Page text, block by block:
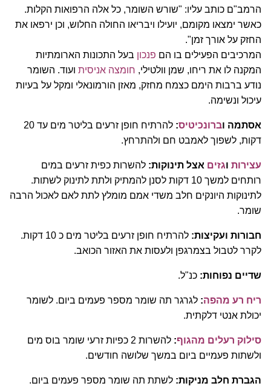
הרמב"ם כותב עליו: "שורש השומר, כל אלה הרפואות הקלות.
כאשר ימצאו מקומם, יועילו ויבריאו החולה החלוש, וכן ירפאו את
החזק על אורך זמן".
המרכיבים הפעילים בו הם פנכון בעל התכונות הארומתיות
המקנה לו את ריחו, שמן וולטילי, חומצה אניסיתועוד. השומר
נודע ברבות הימם כצמח מחזק, מאזן הורמונאלי ומקל על בעיות
עיכול ונשימה.
אסתמה וברונכיטיס:
להרתיח חופן זרעים בליטר מים עד 20
דקות, לשפוך לאמבט חם ולהתרחץ.
עצירותוגזים אצל תינוקות: להשרות כפית זרעים במים
רותחים למשך 10 דקות לסנן להמתיק ולתת לתינוק לשתות.
לתינוקות היונקים חלב משדי אמם מומלץ לתת לאם לאכול הרבה
שומר.
חבורות ועקיצות:
להרתיח חופן זרעים בליטר מים כ 10 דקות.
לקרר לטבול בצמרגפן ולעסות את האזור הכואב.
שדיים נפוחות: כנ"ל.
ריח רע מהפה: לגרגר תה שומר מספר פעמים ביום. לשומר
יכולת אנטי דלקתית.
סילוק רעלים מהגוף:
להשרות 2 כפיות זרעי שומר בוס מים
ולשתות פעמיים ביום במשך שלושה חודשים.
הגברת חלב מניקות: לשתת תה שומר מספר פעמים ביום.